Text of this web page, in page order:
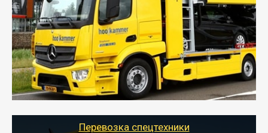
- Перевозка автовозом от Тайгер Логистик – это
быстрый и безопасный способ доставить несколько
легковых автомобилей за одну поездку в другой
город.
- Наша транспортная компания организует доставку
машин автовозом, подобрав оптимальный маршрут с
учетом всех особенности по пути следования.
Перевозка спецтехники